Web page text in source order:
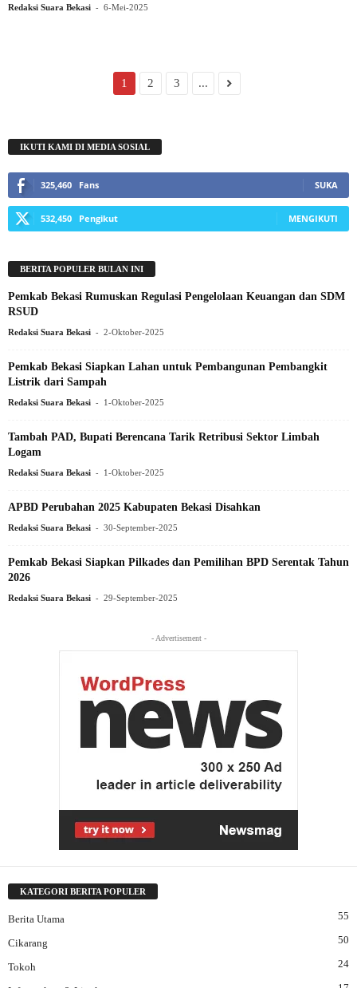
Redaksi Suara Bekasi - 6-Mei-2025
1 2 3 ...
IKUTI KAMI DI MEDIA SOSIAL
325,460 Fans SUKA
532,450 Pengikut MENGIKUTI
BERITA POPULER BULAN INI
Pemkab Bekasi Rumuskan Regulasi Pengelolaan Keuangan dan SDM
RSUD
Redaksi Suara Bekasi - 2-Oktober-2025
Pemkab Bekasi Siapkan Lahan untuk Pembangunan Pembangkit
Listrik dari Sampah
Redaksi Suara Bekasi - 1-Oktober-2025
Tambah PAD, Bupati Berencana Tarik Retribusi Sektor Limbah
Logam
Redaksi Suara Bekasi - 1-Oktober-2025
APBD Perubahan 2025 Kabupaten Bekasi Disahkan
Redaksi Suara Bekasi - 30-September-2025
Pemkab Bekasi Siapkan Pilkades dan Pemilihan BPD Serentak Tahun
2026
Redaksi Suara Bekasi - 29-September-2025
- Advertisement -
KATEGORI BERITA POPULER
Berita Utama 55
Cikarang 50
Tokoh 24